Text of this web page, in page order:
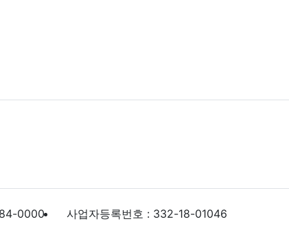
0000 사업자등록번호 : 332-18-01046